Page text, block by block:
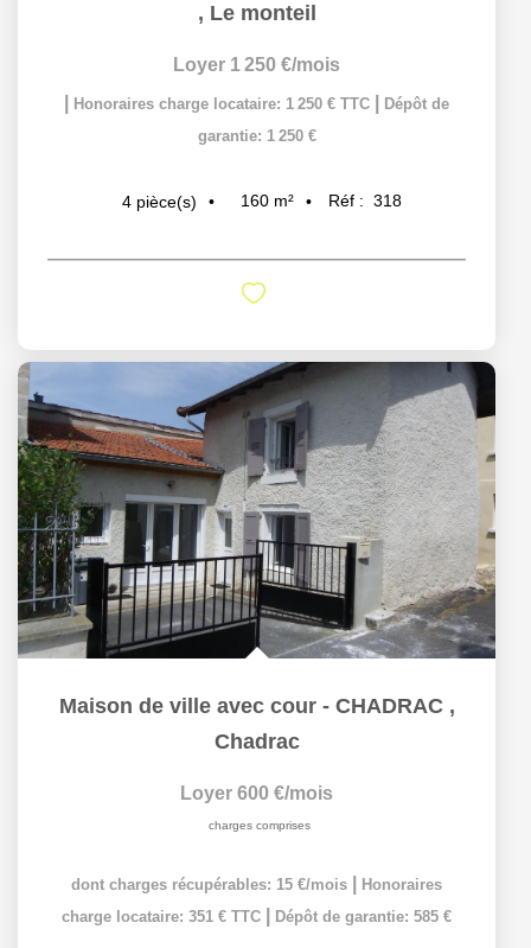
, Le monteil
Loyer 1 250 €/mois
Honoraires charge locataire: 1 250 € TTC
Dépôt de
garantie: 1 250 €
4 pièce(s) 160 m² Réf : 318
Maison de ville avec cour - CHADRAC ,
Chadrac
Loyer 600 €/mois
charges comprises
dont charges récupérables: 15 €/mois
Honoraires
charge locataire: 351 € TTC
Dépôt de garantie: 585 €